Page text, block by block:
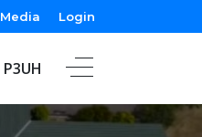
Media Login
P3UH